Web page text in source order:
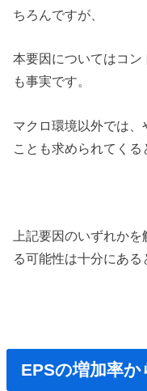
ちろんですが、
本要因についてはコン
も事実です。
マクロ環境以外では
ことも求められてくる
上記要因のいずれか
る可能性は十分にある
EPSの増加率